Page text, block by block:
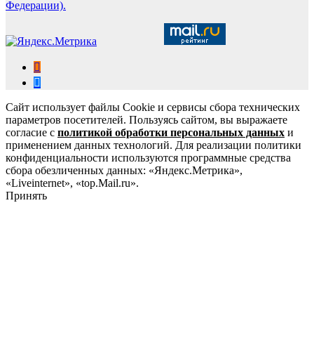
Федерации).
Сайт использует файлы Cookie и сервисы сбора технических
параметров посетителей. Пользуясь сайтом, вы выражаете
согласие с политикой обработки персональных данных и
применением данных технологий. Для реализации политики
конфиденциальности используются программные средства
сбора обезличенных данных: «Яндекс.Метрика»,
«Liveinternet», «top.Mail.ru».
Принять